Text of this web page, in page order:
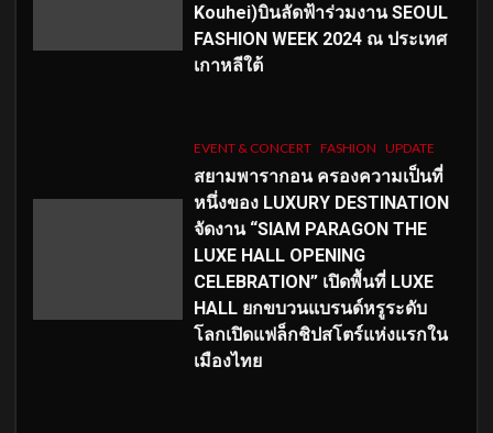
Kouhei)บินลัดฟ้าร่วมงาน SEOUL
FASHION WEEK 2024 ณ ประเทศ
เกาหลีใต้
EVENT & CONCERT FASHION UPDATE
สยามพารากอน ครองความเป็นที่
หนึ่งของ LUXURY DESTINATION
จัดงาน “SIAM PARAGON THE
LUXE HALL OPENING
CELEBRATION” เปิดพื้นที่ LUXE
HALL ยกขบวนแบรนด์หรูระดับ
โลกเปิดแฟล็กชิปสโตร์แห่งแรกใน
เมืองไทย